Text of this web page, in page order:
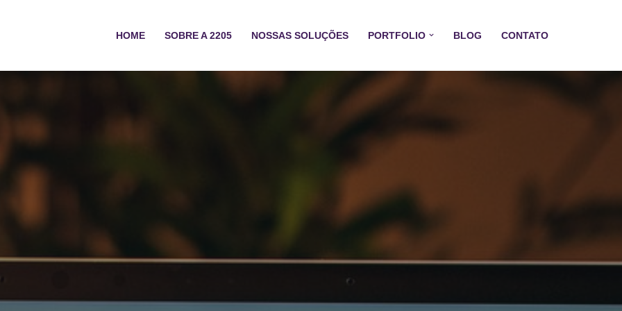
HOME SOBRE A 2205 NOSSAS SOLUÇÕES PORTFOLIO BLOG CONTATO